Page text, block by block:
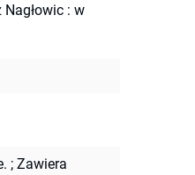
Nagłowic : w
; Zawiera